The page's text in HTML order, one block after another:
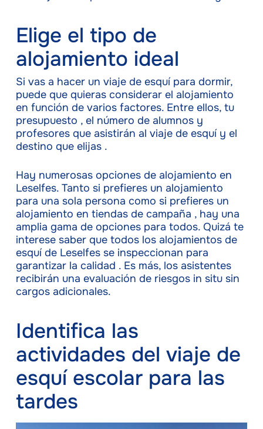
Elige el tipo de
alojamiento ideal
Si vas a hacer un viaje de esquí para dormir,
puede que quieras considerar el alojamiento
en función de varios factores. Entre ellos, tu
presupuesto , el número de alumnos y
profesores que asistirán al viaje de esquí y el
destino que elijas .
Hay numerosas opciones de alojamiento en
Leselfes. Tanto si prefieres un alojamiento
para una sola persona como si prefieres un
alojamiento en tiendas de campaña , hay una
amplia gama de opciones para todos. Quizá te
interese saber que todos los alojamientos de
esquí de Leselfes se inspeccionan para
garantizar la calidad . Es más, los asistentes
recibirán una evaluación de riesgos in situ sin
cargos adicionales.
Identifica las
actividades del viaje de
esquí escolar para las
tardes